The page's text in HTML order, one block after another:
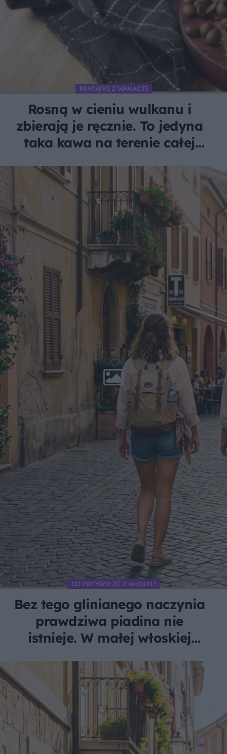
PAMIĄTKI Z WAKACJI
Rosną w cieniu wulkanu i
zbierają je ręcznie. To jedyna
taka kawa na terenie całej
CO PRZYWIEŹĆ Z WŁOCH?
Bez tego glinianego naczynia
prawdziwa piadina nie
istnieje. W małej włoskiej
rodzina